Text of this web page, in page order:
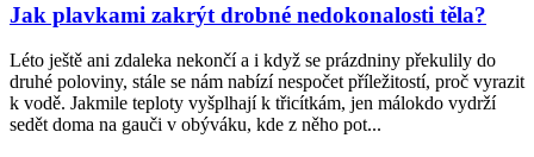
Jak plavkami zakrýt drobné nedokonalosti těla?
Léto ještě ani zdaleka nekončí a i když se prázdniny překulily do
druhé poloviny, stále se nám nabízí nespočet příležitostí, proč vyrazit
k vodě. Jakmile teploty vyšplhají k třicítkám, jen málokdo vydrží
sedět doma na gauči v obýváku, kde z něho pot...